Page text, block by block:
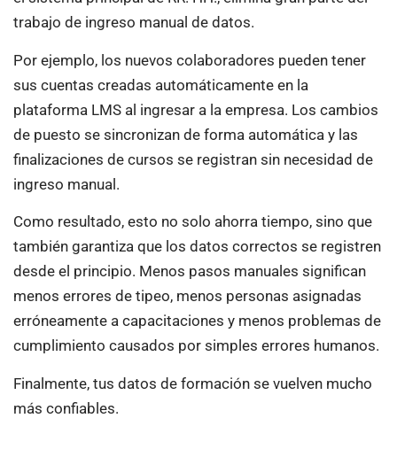
trabajo de ingreso manual de datos.
Por ejemplo, los nuevos colaboradores pueden tener
sus cuentas creadas automáticamente en la
plataforma LMS al ingresar a la empresa. Los cambios
de puesto se sincronizan de forma automática y las
finalizaciones de cursos se registran sin necesidad de
ingreso manual.
Como resultado, esto no solo ahorra tiempo, sino que
también garantiza que los datos correctos se registren
desde el principio. Menos pasos manuales significan
menos errores de tipeo, menos personas asignadas
erróneamente a capacitaciones y menos problemas de
cumplimiento causados por simples errores humanos.
Finalmente, tus datos de formación se vuelven mucho
más confiables.